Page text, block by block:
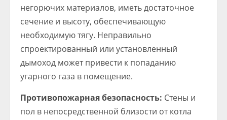
негорючих материалов, иметь достаточное
сечение и высоту, обеспечивающую
необходимую тягу. Неправильно
спроектированный или установленный
дымоход может привести к попаданию
угарного газа в помещение.
Противопожарная безопасность: Стены и
пол в непосредственной близости от котла